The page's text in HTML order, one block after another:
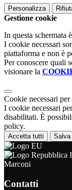
Personalizza
Gestione cookie
In questa schermata
I cookie necessari
piattaforma e non è
Per conoscere quali
visionare la
Cookie necessari
I cookie necessari
disabilitati. È
policy.
Accetta tutti Salva
Marconi
Contatti